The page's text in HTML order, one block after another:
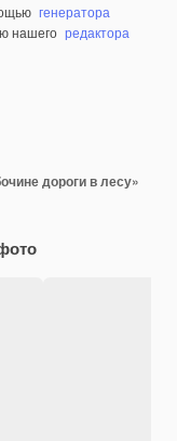
генератора
нашего редактора
дороги в лесу»